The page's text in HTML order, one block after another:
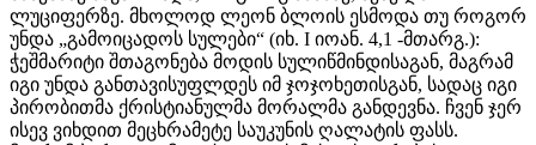
ლუციფერზე. მხოლოდ ლეონ ბლოის ესმოდა თუ როგორ
უნდა „გამოიცადოს სულები“ (იხ. I იოან. 4,1 -მთარგ.):
ჭეშმარიტი შთაგონება მოდის სულიწმინდისაგან, მაგრამ
იგი უნდა განთავისუფლდეს იმ ჯოჯოხეთისგან, სადაც იგი
პირობითმა ქრისტიანულმა მორალმა განდევნა. ჩვენ ჯერ
ისევ ვიხდით მეცხრამეტე საუკუნის ღალატის ფასს.